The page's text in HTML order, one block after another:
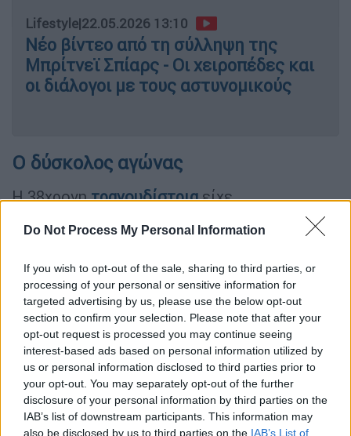
Do Not Process My Personal Information
If you wish to opt-out of the sale, sharing to third parties, or
processing of your personal or sensitive information for
targeted advertising by us, please use the below opt-out
section to confirm your selection. Please note that after your
opt-out request is processed you may continue seeing
interest-based ads based on personal information utilized by
us or personal information disclosed to third parties prior to
your opt-out. You may separately opt-out of the further
disclosure of your personal information by third parties on the
IAB’s list of downstream participants. This information may
also be disclosed by us to third parties on the IAB’s List of
Lifestyle|22.05.2026 13:10
Νέο βίντεο από τη σύλληψη της
Μπρίτνεϊ Σπίαρς - Οι χειροπέδες και
οι διάλογοι με τους αστυνομικούς
Ο δύσκολος αγώνας
Η 38χρονητραγουδίστριαείχε
γνωστοποιήσει τον περασμένο Ιούνιο ότι
διαγνώστηκε με καρκίνο του μαστού
, την
«Don’t Tease Me with a Good Time».
Μετά τη διάγνωση, η Jessie Jαποσύρθηκε
προσωρινά από τη μουσική σκηνή
προκειμένου να αφοσιωθεί στη θεραπεία
της, ενώ υποβλήθηκε σε μαστεκτομή και σε
δεύτερη χειρουργική επέμβαση.
Την Πέμπτη 21 Μαΐου, η τραγουδίστρια